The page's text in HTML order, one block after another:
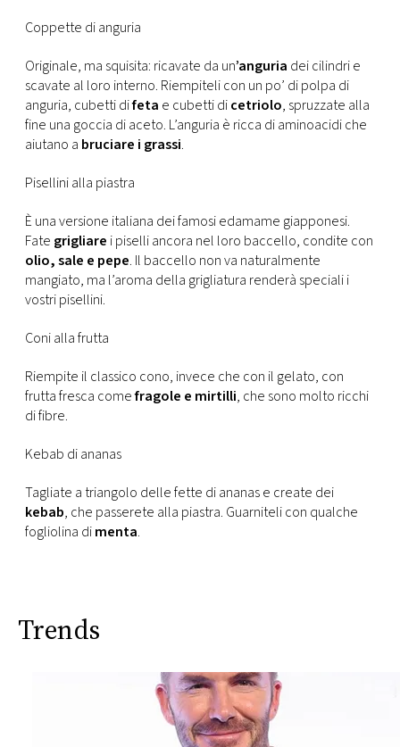
Coppette di anguria
Originale, ma squisita: ricavate da un’anguria dei cilindri e
scavate al loro interno. Riempiteli con un po’ di polpa di
anguria, cubetti difeta e cubetti dicetriolo, spruzzate alla
fine una goccia di aceto. L’anguria è ricca di aminoacidi che
aiutano a bruciare i grassi.
Pisellini alla piastra
È una versione italiana dei famosi edamame giapponesi.
Fate grigliare i piselli ancora nel loro baccello, condite con
olio, sale e pepe. Il baccello non va naturalmente
mangiato, ma l’aroma della grigliatura renderà speciali i
vostri pisellini.
Coni alla frutta
Riempite il classico cono, invece che con il gelato, con
frutta fresca comefragole e mirtilli, che sono molto ricchi
di fibre.
Kebab di ananas
Tagliate a triangolo delle fette di ananas e create dei
kebab, che passerete alla piastra. Guarniteli con qualche
fogliolina dimenta.
Trends